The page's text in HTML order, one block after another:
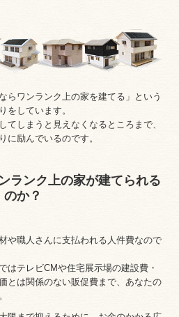
らワンランク上の家を建てる」という
をしています。
てしまうと見えなくなるところまで、
に励んでいるのです。
ランク上の家が建てられる
のか？
や職人さんに支払われる人件費なので
はテレビCMや住宅展示場の建設費・
とは関係のない販促費まで、あなたの